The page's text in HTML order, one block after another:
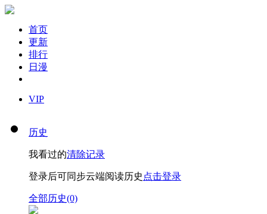
首页
更新
排行
日漫
VIP
历史
我看过的清除记录
登录后可同步云端阅读历史 点击登录
全部历史(0)